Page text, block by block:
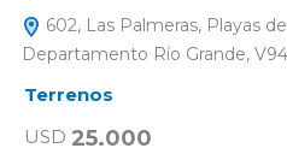
602, Las Palmeras, Playas
Departamento Río Grande,
Terrenos
USD 25.000